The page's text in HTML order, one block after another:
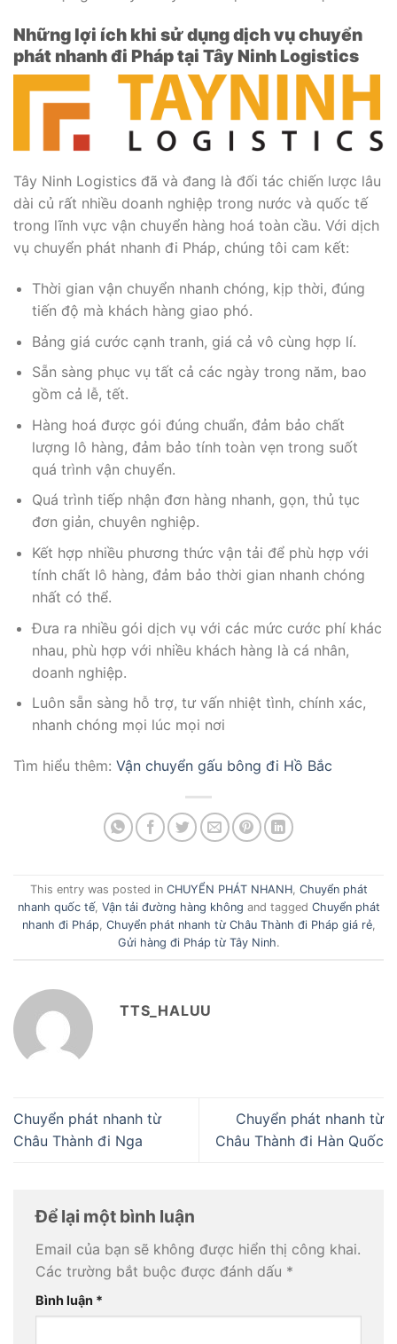
Những lợi ích khi sử dụng dịch vụ chuyển
phát nhanh đi Pháp tại Tây Ninh Logistics
Tây Ninh Logistics đã và đang là đối tác chiến lược lâu
dài củ rất nhiều doanh nghiệp trong nước và quốc tế
trong lĩnh vực vận chuyển hàng hoá toàn cầu. Với dịch
vụ chuyển phát nhanh đi Pháp, chúng tôi cam kết:
Thời gian vận chuyển nhanh chóng, kịp thời, đúng
tiến độ mà khách hàng giao phó.
Bảng giá cước cạnh tranh, giá cả vô cùng hợp lí.
Sẵn sàng phục vụ tất cả các ngày trong năm, bao
gồm cả lễ, tết.
Hàng hoá được gói đúng chuẩn, đảm bảo chất
lượng lô hàng, đảm bảo tính toàn vẹn trong suốt
quá trình vận chuyển.
Quá trình tiếp nhận đơn hàng nhanh, gọn, thủ tục
đơn giản, chuyên nghiệp.
Kết hợp nhiều phương thức vận tải để phù hợp với
tính chất lô hàng, đảm bảo thời gian nhanh chóng
nhất có thể.
Đưa ra nhiều gói dịch vụ với các mức cước phí khác
nhau, phù hợp với nhiều khách hàng là cá nhân,
doanh nghiệp.
Luôn sẵn sàng hỗ trợ, tư vấn nhiệt tình, chính xác,
nhanh chóng mọi lúc mọi nơi
Tìm hiểu thêm: Vận chuyển gấu bông đi Hồ Bắc
This entry was posted in CHUYỂN PHÁT NHANH, Chuyển phát
nhanh quốc tế, Vận tải đường hàng không and tagged Chuyển phát
nhanh đi Pháp, Chuyển phát nhanh từ Châu Thành đi Pháp giá rẻ,
Gửi hàng đi Pháp từ Tây Ninh.
TTS_HALUU
Chuyển phát nhanh từ
Châu Thành đi Nga
Chuyển phát nhanh từ
Châu Thành đi Hàn Quốc
Để lại một bình luận
Email của bạn sẽ không được hiển thị công khai.
Các trường bắt buộc được đánh dấu *
Bình luận *